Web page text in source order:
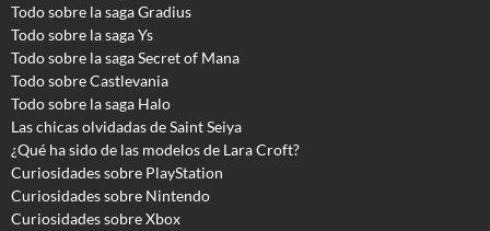
Todo sobre la saga Gradius
Todo sobre la saga Ys
Todo sobre la saga Secret of Mana
Todo sobre Castlevania
Todo sobre la saga Halo
Las chicas olvidadas de Saint Seiya
¿Qué ha sido de las modelos de Lara Croft?
Curiosidades sobre PlayStation
Curiosidades sobre Nintendo
Curiosidades sobre Xbox